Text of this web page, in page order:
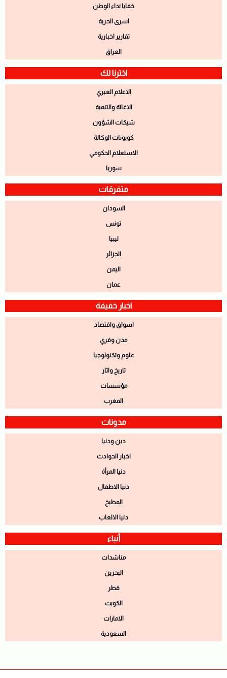
خفايا نداء الوطن
اسرى الحرية
تقارير اخبارية
العراق
اخترنا لك
الاعلام العبري
الاغاثة والتنمية
شيكات الشؤون
كوبونات الوكالة
الاستعلام الحكومي
سوريا
متفرقات
السودان
تونس
ليبيا
الجزائر
اليمن
عمان
اخبار خفيفة
اسواق واقتصاد
مدن وقري
علوم وتكنولوجيا
تاريخ واثار
مؤسسات
المغرب
مدونات
دين ودنيا
اخبار الحوادث
دنيا المرأة
دنيا الاطفال
المطبخ
دنيا الالعاب
أنباء
مناشدات
البحرين
قطر
الكويت
الامارات
السعودية